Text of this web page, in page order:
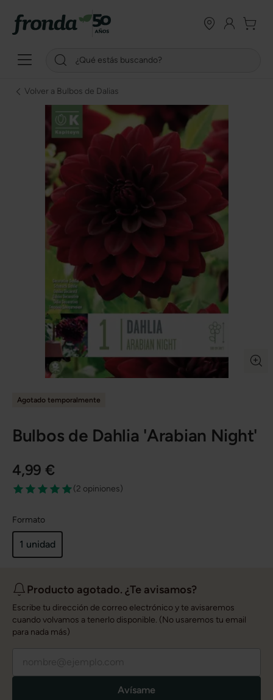
Volver a Bulbos de Dalias
Agotado temporalmente
Bulbos de Dahlia 'Arabian Night'
4,99 €
(2 opiniones)
Formato
1 unidad
Producto agotado. ¿Te avisamos?
Escribe tu dirección de correo electrónico y te avisaremos
cuando volvamos a tenerlo disponible. (No usaremos tu email
para nada más)
Avísame